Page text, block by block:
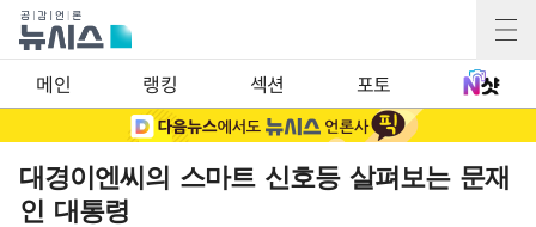
메인 랭킹 섹션 포토
대경이엔씨의 스마트 신호등 살펴보는 문재
인 대통령